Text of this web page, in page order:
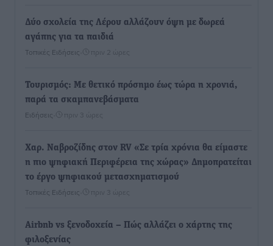
Δύο σχολεία της Λέρου αλλάζουν όψη με δωρεά
αγάπης για τα παιδιά
Τοπικές Ειδήσεις πριν 2 ώρες
Τουρισμός: Με θετικό πρόσημο έως τώρα η χρονιά,
παρά τα σκαμπανεβάσματα
Ειδήσεις πριν 3 ώρες
Χαρ. Ναβροζίδης στον RV «Σε τρία χρόνια θα είμαστε
η πιο ψηφιακή Περιφέρεια της χώρας» Δημοπρατείται
το έργο ψηφιακού μετασχηματισμού
Τοπικές Ειδήσεις πριν 3 ώρες
Airbnb vs ξενοδοχεία – Πώς αλλάζει ο χάρτης της
φιλοξενίας